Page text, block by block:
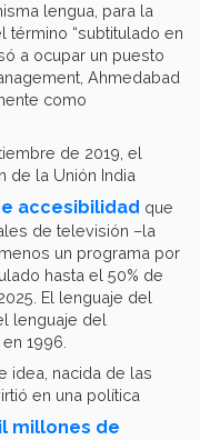
lengua, para la
término “subtitulado en
a ocupar un puesto
Ahmedabad
como
de 2019, el
de la Unión India
accesibilidad que
de televisión –la
un programa por
hasta el 50% de
El lenguaje del
lenguaje del
1996.
idea, nacida de las
en una política
millones de